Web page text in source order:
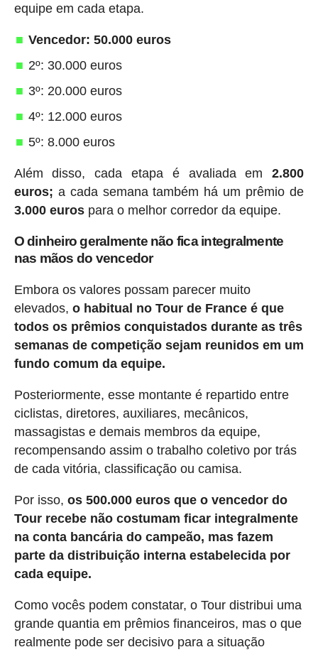
equipe em cada etapa.
Vencedor: 50.000 euros
2º: 30.000 euros
3º: 20.000 euros
4º: 12.000 euros
5º: 8.000 euros
Além disso, cada etapa é avaliada em2.800
euros; a cada semana também há um prêmio de
3.000 eurospara o melhor corredor da equipe.
O dinheiro geralmente não fica integralmente
nas mãos do vencedor
Embora os valores possam parecer muito
elevados, o habitual no Tour de France é que
todos os prêmios conquistados durante as três
semanas de competição sejam reunidos em um
fundo comum da equipe.
Posteriormente, esse montante é repartido entre
ciclistas, diretores, auxiliares, mecânicos,
massagistas e demais membros da equipe,
recompensando assim o trabalho coletivo por trás
de cada vitória, classificação ou camisa.
Por isso, os 500.000 euros que o vencedor do
Tour recebe não costumam ficar integralmente
na conta bancária do campeão, mas fazem
parte da distribuição interna estabelecida por
cada equipe.
Como vocês podem constatar, o Tour distribui uma
grande quantia em prêmios financeiros, mas o que
realmente pode ser decisivo para a situação